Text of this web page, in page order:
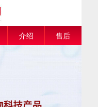
介绍 售后